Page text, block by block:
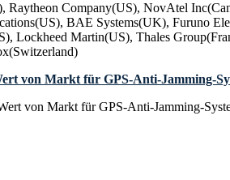
Raytheon Company(US), NovAtel
BAE Systems(UK), Furuno
Lockheed Martin(US), Thales
von Markt für GPS-Anti-Jamming-
von Markt für GPS-Anti-Jamming-